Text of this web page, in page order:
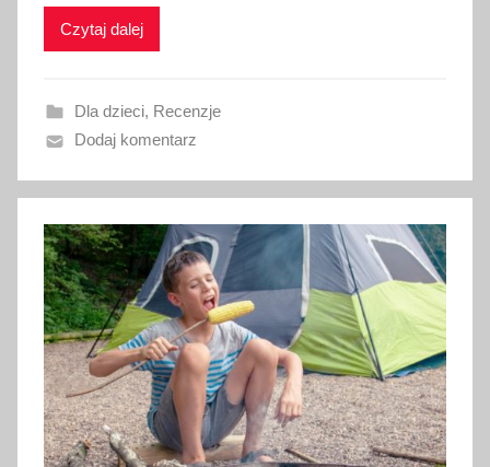
w
n
o
5
k
w
i
e
t
n
i
a
2
Czytaj dalej
Dla dzieci, Recenzje
Dodaj komentarz